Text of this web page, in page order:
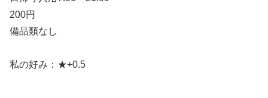
200円
備品類なし
私の好み：★+0.5